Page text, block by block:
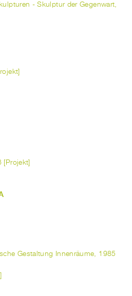
- Skulptur der Gegenwart,
Gestaltung Innenräume, 1985